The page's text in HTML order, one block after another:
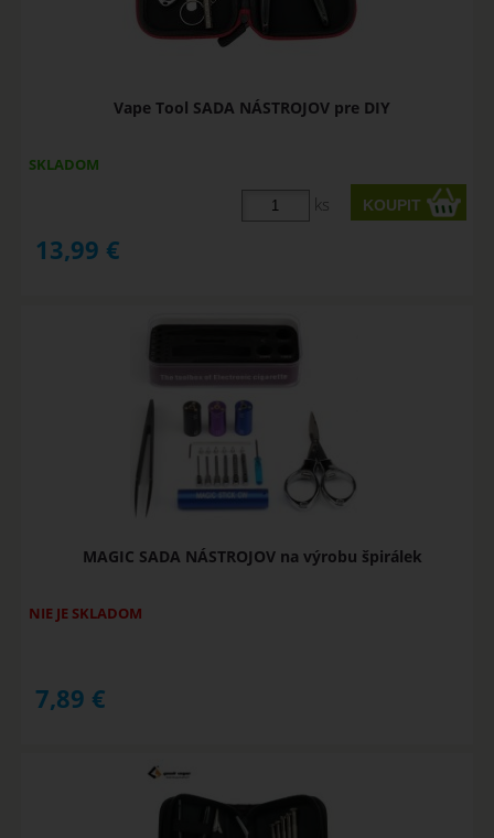
Vape Tool SADA NÁSTROJOV pre DIY
SKLADOM
ks
13,99 €
MAGIC SADA NÁSTROJOV na výrobu špirálek
NIE JE SKLADOM
7,89 €